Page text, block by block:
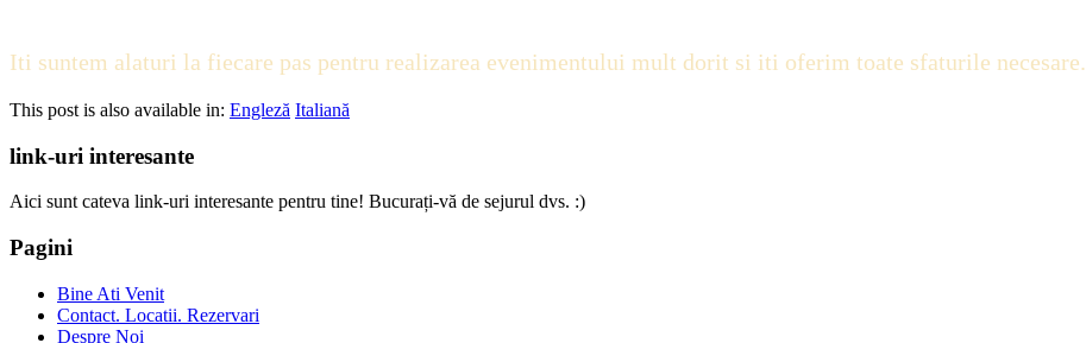
Iti suntem alaturi la fiecare pas pentru realizarea evenimentului mult dorit si iti oferim toate sfaturile necesare.
This post is also available in: Engleză Italiană
link-uri interesante
Aici sunt cateva link-uri interesante pentru tine! Bucurați-vă de sejurul dvs. :)
Pagini
Bine Ati Venit
Contact. Locatii. Rezervari
Despre Noi